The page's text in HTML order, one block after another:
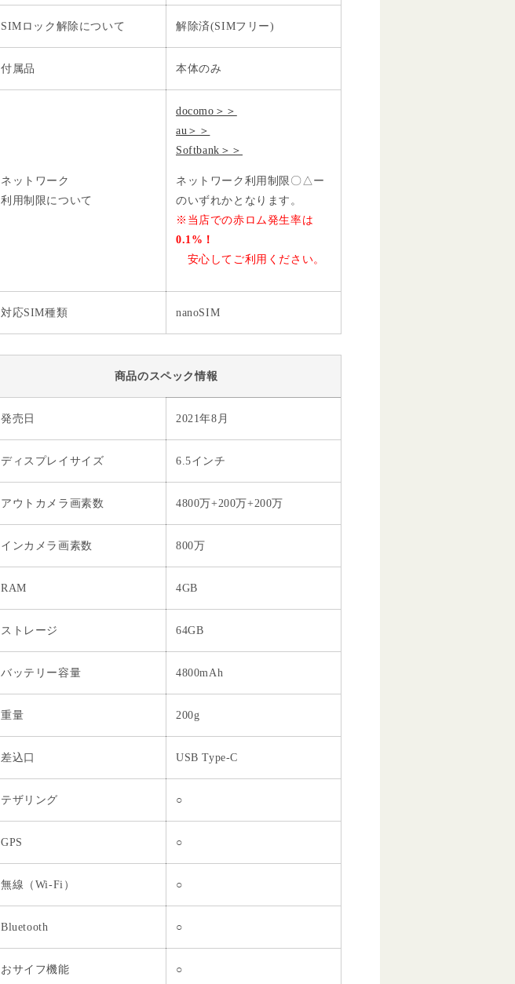
SIMロック解除について 解除済(SIMフリー)
付属品 本体のみ
ネットワーク
利用制限について
docomo＞＞
au＞＞
Softbank＞＞
ネットワーク利用制限〇△ー
のいずれかとなります。
※当店での赤ロム発生率は
0.1%！
安心してご利用ください。
対応SIM種類 nanoSIM
商品のスペック情報
発売日 2021年8月
ディスプレイサイズ 6.5インチ
アウトカメラ画素数 4800万+200万+200万
インカメラ画素数 800万
RAM 4GB
ストレージ 64GB
バッテリー容量 4800mAh
重量 200g
差込口 USB Type-C
テザリング ○
GPS ○
無線（Wi-Fi） ○
Bluetooth ○
おサイフ機能 ○